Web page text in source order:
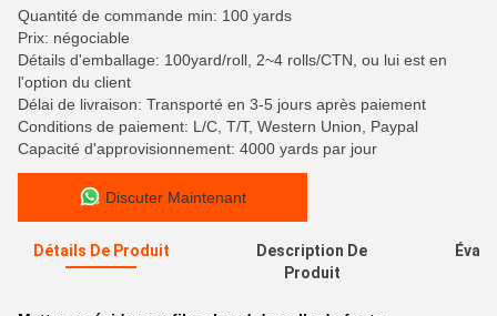
Quantité de commande min: 100 yards
Prix: négociable
Détails d'emballage: 100yard/roll, 2~4 rolls/CTN, ou lui est en
l'option du client
Délai de livraison: Transporté en 3-5 jours après paiement
Conditions de paiement: L/C, T/T, Western Union, Paypal
Capacité d'approvisionnement: 4000 yards par jour
Discuter Maintenant
Détails De Produit
Description De
Produit